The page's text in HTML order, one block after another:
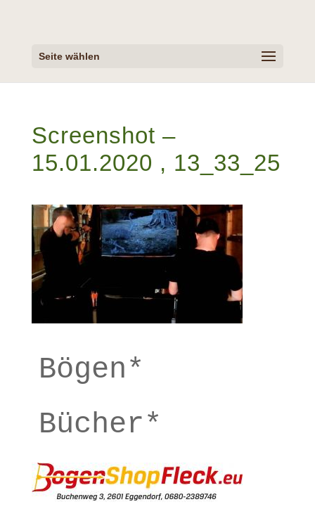
Seite wählen
Screenshot –
15.01.2020 , 13_33_25
Bögen*
Bücher*